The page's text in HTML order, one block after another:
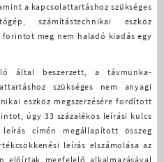
a kapcsolattartáshoz szükséges
számítástechnikai eszköz
forintot meg nem haladó kiadás egy
által beszerzett, a távmunka-
szükséges nem anyagi
eszköz megszerzésére fordított
úgy 33 százalékos leírási kulcs
leírás címén megállapított összeg
leírás elszámolása az
előírtak megfelelő alkalmazásával